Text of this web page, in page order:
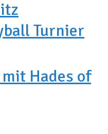
Turnier
Hades of